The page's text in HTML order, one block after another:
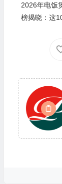
2026年电饭
榜揭晓：这